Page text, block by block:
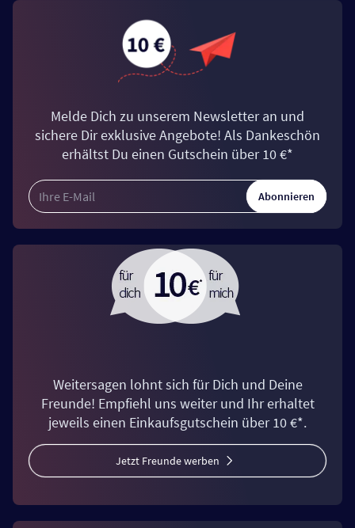
Melde Dich zu unserem Newsletter an und
sichere Dir exklusive Angebote! Als Dankeschön
erhältst Du einen Gutschein über 10 €*
Abonnieren
Weitersagen lohnt sich für Dich und Deine
Freunde! Empfiehl uns weiter und Ihr erhaltet
jeweils einen Einkaufsgutschein über 10 €*.
Jetzt Freunde werben